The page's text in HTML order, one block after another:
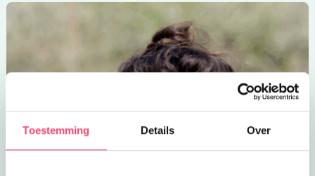
Toestemming Details Over